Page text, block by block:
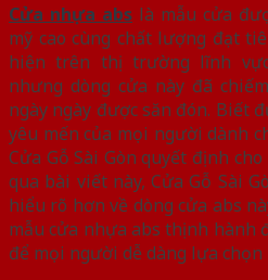
Cửa nhựa abs là mẫu cửa
mỹ cao cùng chất lượng đạt
hiện trên thị trường lĩnh
nhưng dòng cửa này đã
ngày ngày được săn đón. Biết
yêu mến của mọi người dành
Cửa Gỗ Sài Gòn quyết định
qua bài viết này, Cửa Gỗ Sài
hiểu rõ hơn về dòng cửa abs
mẫu cửa nhựa abs thịnh hành
để mọi người dễ dàng lựa chọn